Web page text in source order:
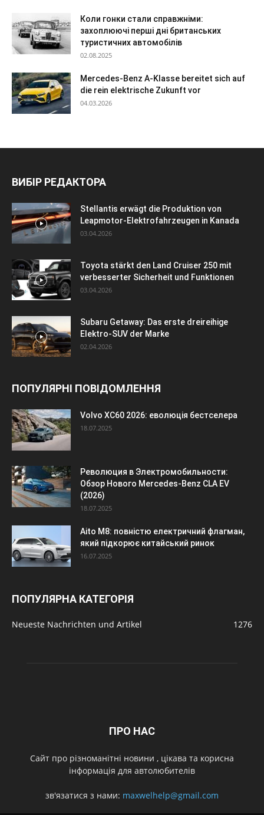
Коли гонки стали справжніми:
захоплюючі перші дні британських
туристичних автомобілів
02.08.2025
Mercedes-Benz A-Klasse bereitet sich auf
die rein elektrische Zukunft vor
04.03.2026
ВИБІР РЕДАКТОРА
Stellantis erwägt die Produktion von
Leapmotor-Elektrofahrzeugen in Kanada
03.04.2026
Toyota stärkt den Land Cruiser 250 mit
verbesserter Sicherheit und Funktionen
03.04.2026
Subaru Getaway: Das erste dreireihige
Elektro-SUV der Marke
02.04.2026
ПОПУЛЯРНІ ПОВІДОМЛЕННЯ
Volvo XC60 2026: еволюція бестселера
18.07.2025
Революция в Электромобильности:
Обзор Нового Mercedes-Benz CLA EV
(2026)
18.07.2025
Aito M8: повністю електричний флагман,
який підкорює китайський ринок
16.07.2025
ПОПУЛЯРНА КАТЕГОРІЯ
Neueste Nachrichten und Artikel 1276
ПРО НАС
Cайт про різноманітні новини , цікава та корисна
інформація для автолюбителів
зв'язатися з нами: maxwelhelp@gmail.com